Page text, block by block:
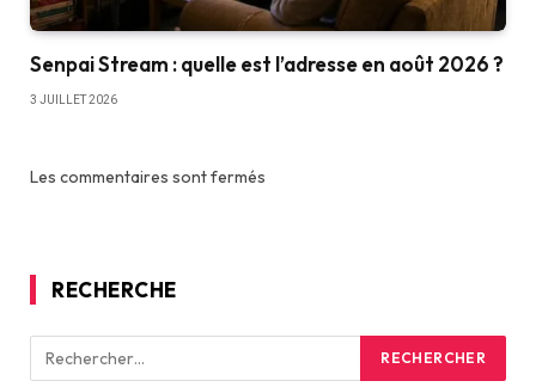
Senpai Stream : quelle est l’adresse en août 2026 ?
3 JUILLET 2026
Les commentaires sont fermés
RECHERCHE